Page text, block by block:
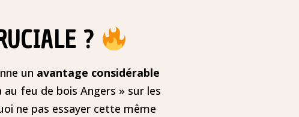
?
un avantage considérable
feu de bois Angers » sur les
ne pas essayer cette même